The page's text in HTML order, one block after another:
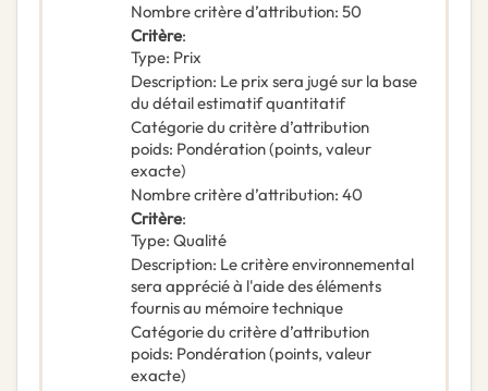
Nombre critère d’attribution: 50
Critère:
Type: Prix
Description: Le prix sera jugé sur la base
du détail estimatif quantitatif
Catégorie du critère d’attribution
poids: Pondération (points, valeur
exacte)
Nombre critère d’attribution: 40
Critère:
Type: Qualité
Description: Le critère environnemental
sera apprécié à l'aide des éléments
fournis au mémoire technique
Catégorie du critère d’attribution
poids: Pondération (points, valeur
exacte)